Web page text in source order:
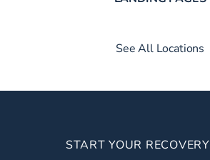
See All Locations
START YOUR